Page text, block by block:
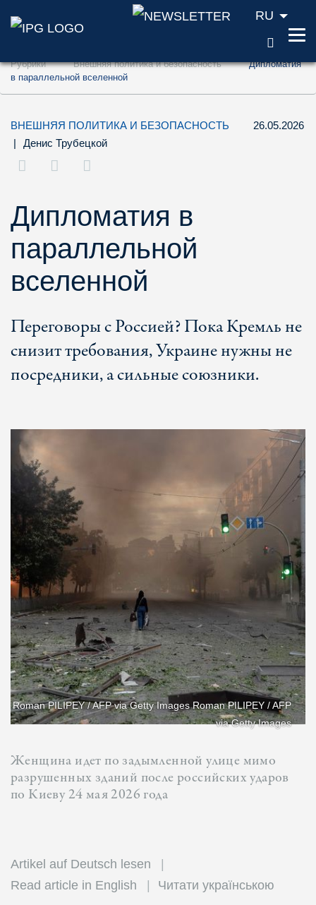
Перейти к содержанию (ключ доступа
Перейти к поиску (ключ доступа '2')
RU
Рубрики Внешняя политика и безопасность
Дипломатия
в параллельной вселенной
ВНЕШНЯЯ ПОЛИТИКА И БЕЗОПАСНОСТЬ
26.05.2026
|
Денис Трубецкой
Дипломатия в
параллельной
вселенной
Переговоры с Россией? Пока Кремль не
снизит требования, Украине нужны не
посредники, а сильные союзники.
Roman PILIPEY / AFP via Getty Images Roman PILIPEY / AFP
via Getty Images
Женщина идет по задымленной улице мимо
разрушенных зданий после российских ударов
по Киеву 24 мая 2026 года
Artikel auf Deutsch lesen
Read article in English
Читати українською